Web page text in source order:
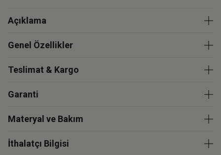
Açıklama
Genel Özellikler
Teslimat & Kargo
Garanti
Materyal ve Bakım
İthalatçı Bilgisi